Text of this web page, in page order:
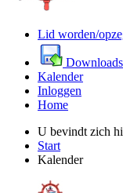
Lid worden/
Downloads
Kalender
Inloggen
Home
U bevindt zich
Start
Kalender